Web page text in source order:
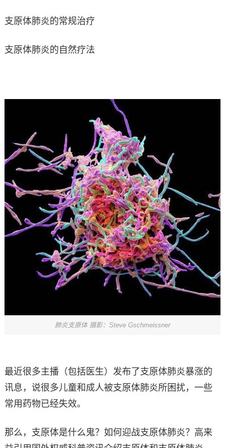
支原体肺炎的常规治疗
支原体肺炎的自然疗法
肺炎支原体 摄影：Steve Gschmeissner
最近很多主播（包括医生）发布了支原体肺炎暴涨的
讯息，说很多儿童和成人被支原体肺炎所困扰，一些
常用药物已经失效。
那么，支原体是什么鬼？如何迎战支原体肺炎？高来